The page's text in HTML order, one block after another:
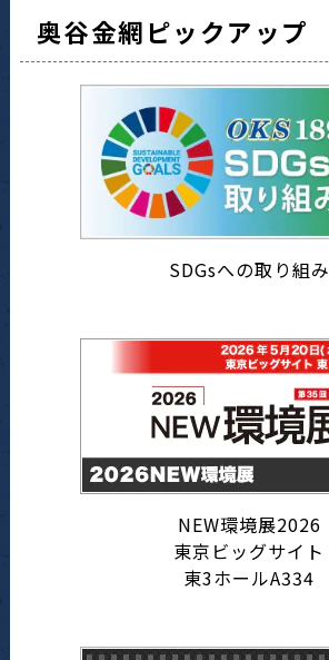
奥谷金網ピックアップ
SDGsへの取り組み
NEW環境展2026
東京ビッグサイト
東3ホールA334